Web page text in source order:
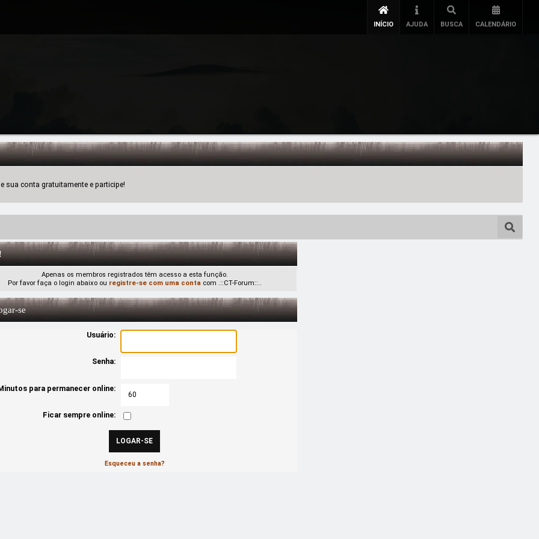
INÍCIO AJUDA BUSCA CALENDÁRIO
conta gratuitamente e participe!
Apenas os membros registrados têm acesso a esta função.
Por favor faça o login abaixo ou registre-se com uma conta com .::CT-Forum::..
se
Usuário:
Senha:
para permanecer online:
Ficar sempre online:
Esqueceu a senha?